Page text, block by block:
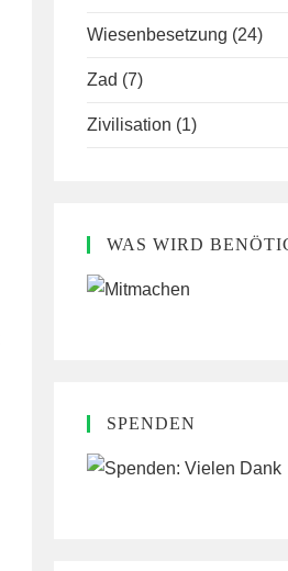
Wiesenbesetzung (24)
Zad (7)
Zivilisation (1)
WAS WIRD
SPENDEN